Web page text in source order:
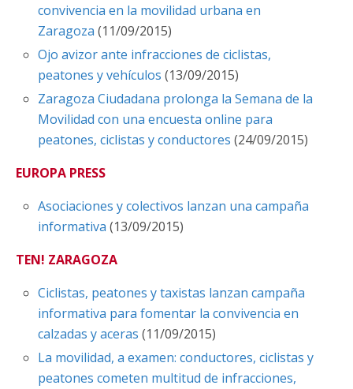
convivencia en la movilidad urbana en
Zaragoza (11/09/2015)
Ojo avizor ante infracciones de ciclistas,
peatones y vehículos (13/09/2015)
Zaragoza Ciudadana prolonga la Semana de la
Movilidad con una encuesta online para
peatones, ciclistas y conductores (24/09/2015)
EUROPA PRESS
Asociaciones y colectivos lanzan una campaña
informativa (13/09/2015)
TEN! ZARAGOZA
Ciclistas, peatones y taxistas lanzan campaña
informativa para fomentar la convivencia en
calzadas y aceras (11/09/2015)
La movilidad, a examen: conductores, ciclistas y
peatones cometen multitud de infracciones,